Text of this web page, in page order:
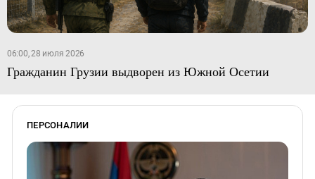
06:00, 28 июля 2026
Гражданин Грузии выдворен из Южной Осетии
ПЕРСОНАЛИИ